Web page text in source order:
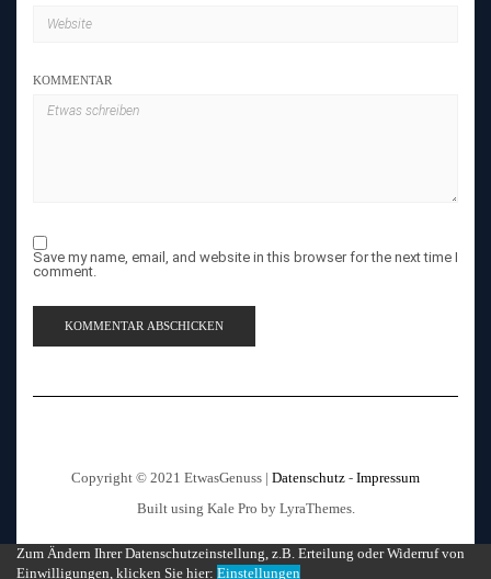
KOMMENTAR
Save my name, email, and website in this browser for the next time I
comment.
Copyright © 2021 EtwasGenuss | Datenschutz - Impressum
Built using Kale Pro by LyraThemes.
Zum Ändern Ihrer Datenschutzeinstellung, z.B. Erteilung oder Widerruf von
Einwilligungen, klicken Sie hier: Einstellungen